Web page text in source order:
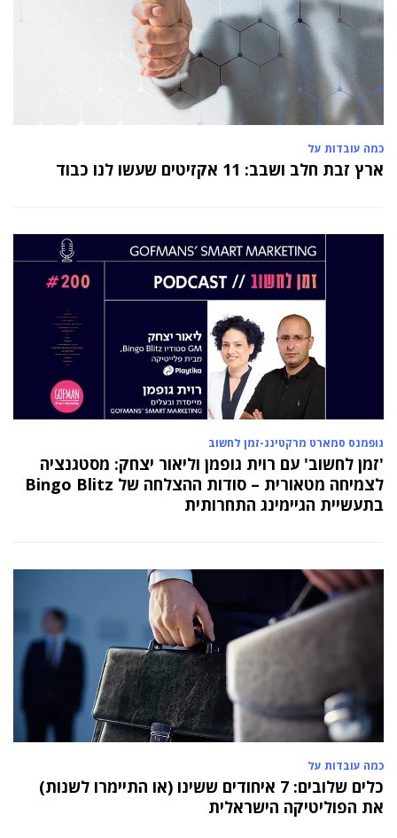
כמה עובדות על
ארץ זבת חלב ושבב: 11 אקזיטים שעשו לנו כבוד
גופמנס סמארט מרקטינג-זמן לחשוב
'זמן לחשוב' עם רוית גופמן וליאור יצחק: מסטגנציה
לצמיחה מטאורית – סודות ההצלחה של Bingo Blitz
בתעשיית הגיימינג התחרותית
כמה עובדות על
כלים שלובים: 7 איחודים ששינו (או התיימרו לשנות)
את הפוליטיקה הישראלית